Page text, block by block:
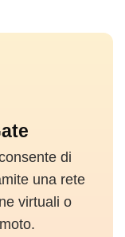
di
una rete
virtuali o